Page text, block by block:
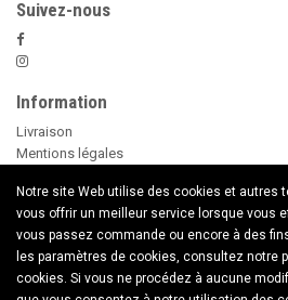
Notre site Web utilise des cookies et autres
vous offrir un meilleur service lorsque vous
vous passez commande ou encore à des
les paramètres de cookies, consultez notre
cookies. Si vous ne procédez à aucune
Suivez-nous
Information
Livraison
Mentions légales
Paiement sécurisé
Le Beer Pong
conseils d'utilisation des Bougies
Nouveaux Produits
Contactez nous